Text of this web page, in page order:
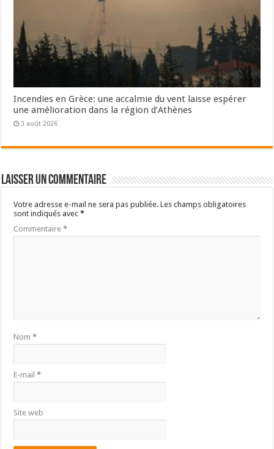
Incendies en Grèce: une accalmie du vent laisse espérer
une amélioration dans la région d’Athènes
3 août 2026
Laisser un commentaire
Votre adresse e-mail ne sera pas publiée. Les champs obligatoires
sont indiqués avec*
Commentaire*
Nom*
E-mail*
Site web